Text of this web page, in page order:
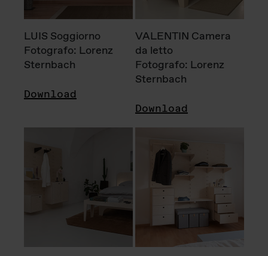
LUIS Soggiorno
Fotografo: Lorenz
Sternbach
Download
VALENTIN Camera
da letto
Fotografo: Lorenz
Sternbach
Download